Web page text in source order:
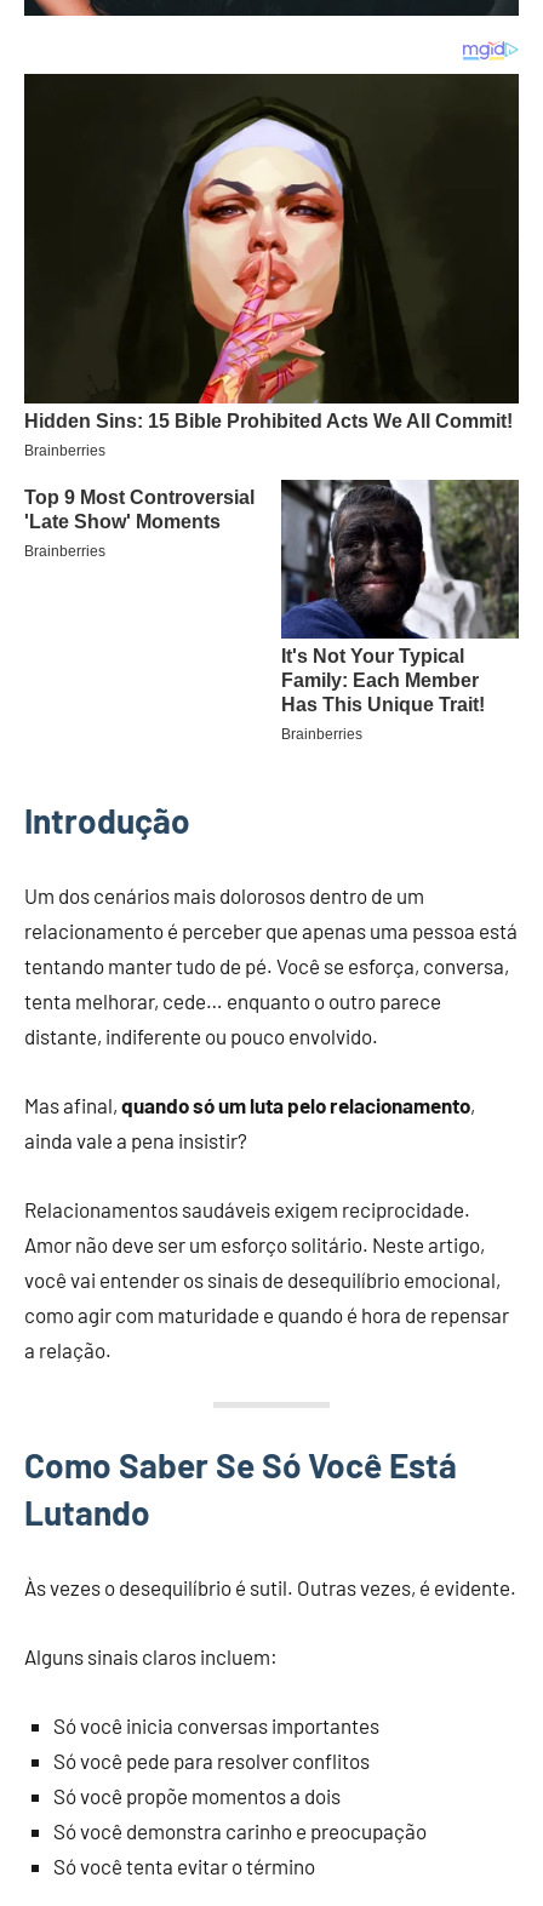
Introdução
Um dos cenários mais dolorosos dentro de um
relacionamento é perceber que apenas uma pessoa está
tentando manter tudo de pé. Você se esforça, conversa,
tenta melhorar, cede… enquanto o outro parece
distante, indiferente ou pouco envolvido.
Mas afinal, quando só um luta pelo relacionamento,
ainda vale a pena insistir?
Relacionamentos saudáveis exigem reciprocidade.
Amor não deve ser um esforço solitário. Neste artigo,
você vai entender os sinais de desequilíbrio emocional,
como agir com maturidade e quando é hora de repensar
a relação.
Como Saber Se Só Você Está
Lutando
Às vezes o desequilíbrio é sutil. Outras vezes, é evidente.
Alguns sinais claros incluem:
Só você inicia conversas importantes
Só você pede para resolver conflitos
Só você propõe momentos a dois
Só você demonstra carinho e preocupação
Só você tenta evitar o término